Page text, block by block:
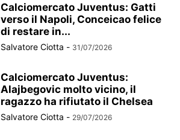
Calciomercato Juventus: Gatti
verso il Napoli, Conceicao felice
di restare in...
Salvatore Ciotta - 31/07/2026
Calciomercato Juventus:
Alajbegovic molto vicino, il
ragazzo ha rifiutato il Chelsea
Salvatore Ciotta - 29/07/2026